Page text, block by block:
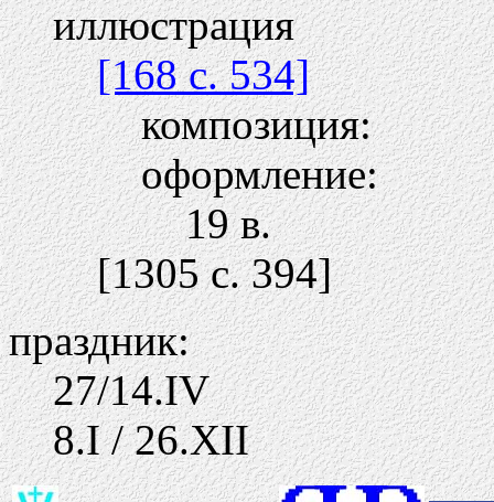
иллюстрация
[168 c. 534]
композиция:
оформление:
19 в.
[1305 c. 394]
праздник:
27/14.IV
8.I / 26.ХII